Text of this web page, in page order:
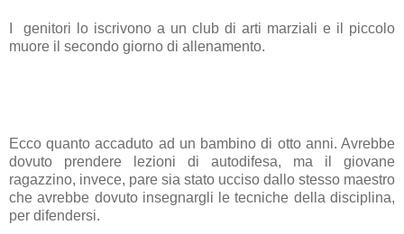
genitori lo iscrivono a un club di arti marziali e il piccolo
muore il secondo giorno di allenamento.
Ecco quanto accaduto ad un bambino di otto anni. Avrebbe
dovuto prendere lezioni di autodifesa, ma il giovane
ragazzino, invece, pare sia stato ucciso dallo stesso maestro
che avrebbe dovuto insegnargli le tecniche della disciplina,
per difendersi.